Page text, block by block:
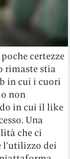
certezze
rimaste stia
in cui i cuori
non
in cui il like
Una
che ci
dei